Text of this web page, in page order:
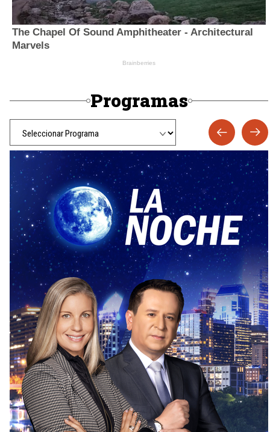
Programas